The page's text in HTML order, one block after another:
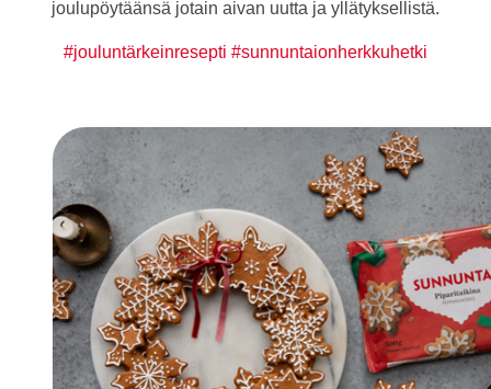
joulupöytäänsä jotain aivan uutta ja yllätyksellistä.
#jouluntärkeinresepti #sunnuntaionherkkuhetki